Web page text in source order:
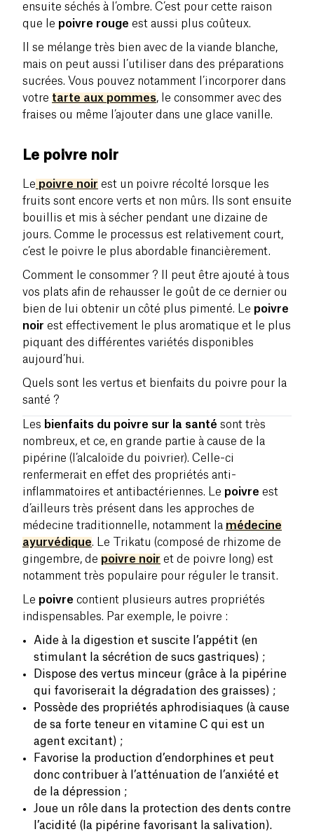
ensuite séchés à l’ombre. C’est pour cette raison
que le poivre rouge est aussi plus coûteux.
Il se mélange très bien avec de la viande blanche,
mais on peut aussi l’utiliser dans des préparations
sucrées. Vous pouvez notamment l’incorporer dans
votre tarte aux pommes, le consommer avec des
fraises ou même l’ajouter dans une glace vanille.
Le poivre noir
Le poivre noir est un poivre récolté lorsque les
fruits sont encore verts et non mûrs. Ils sont ensuite
bouillis et mis à sécher pendant une dizaine de
jours. Comme le processus est relativement court,
c’est le poivre le plus abordable financièrement.
Comment le consommer ? Il peut être ajouté à tous
vos plats afin de rehausser le goût de ce dernier ou
bien de lui obtenir un côté plus pimenté. Le poivre
noir est effectivement le plus aromatique et le plus
piquant des différentes variétés disponibles
aujourd’hui.
Quels sont les vertus et bienfaits du poivre pour la
santé ?
Les bienfaits du poivre sur la santé sont très
nombreux, et ce, en grande partie à cause de la
pipérine (l’alcaloïde du poivrier). Celle-ci
renfermerait en effet des propriétés anti-
inflammatoires et antibactériennes. Le poivre est
d’ailleurs très présent dans les approches de
médecine traditionnelle, notamment la médecine
ayurvédique. Le Trikatu (composé de rhizome de
gingembre, de poivre noir et de poivre long) est
notamment très populaire pour réguler le transit.
Le poivre contient plusieurs autres propriétés
indispensables. Par exemple, le poivre :
Aide à la digestion et suscite l’appétit (en
stimulant la sécrétion de sucs gastriques) ;
Dispose des vertus minceur (grâce à la pipérine
qui favoriserait la dégradation des graisses) ;
Possède des propriétés aphrodisiaques (à cause
de sa forte teneur en vitamine C qui est un
agent excitant) ;
Favorise la production d’endorphines et peut
donc contribuer à l’atténuation de l’anxiété et
de la dépression ;
Joue un rôle dans la protection des dents contre
l’acidité (la pipérine favorisant la salivation).